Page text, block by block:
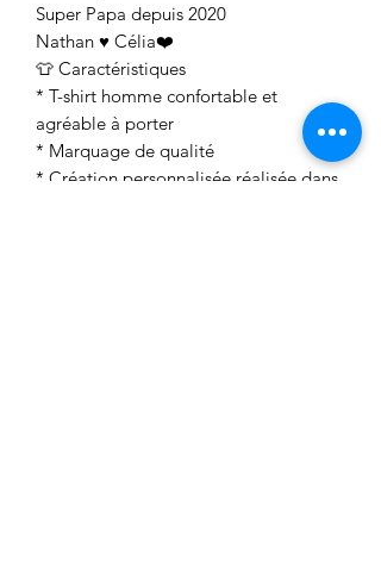
Super Papa depuis 2020
Nathan ♥ Célia❤️
👕 Caractéristiques
* T-shirt homme confortable et
agréable à porter
* Marquage de qualité
* Création personnalisée réalisée dans